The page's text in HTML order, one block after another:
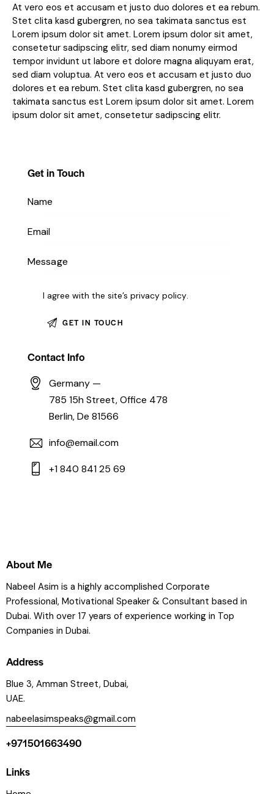
At vero eos et accusam et justo duo dolores et ea rebum.
Stet clita kasd gubergren, no sea takimata sanctus est
Lorem ipsum dolor sit amet. Lorem ipsum dolor sit amet,
consetetur sadipscing elitr, sed diam nonumy eirmod
tempor invidunt ut labore et dolore magna aliquyam erat,
sed diam voluptua. At vero eos et accusam et justo duo
dolores et ea rebum. Stet clita kasd gubergren, no sea
takimata sanctus est Lorem ipsum dolor sit amet. Lorem
ipsum dolor sit amet, consetetur sadipscing elitr.
Get in Touch
I agree with the site’sprivacy policy
Contact Info
Germany —
785 15h Street, Office 478
Berlin, De 81566
info@email.com
+1 840 841 25 69
About Me
Nabeel Asim is a highly accomplished Corporate
Professional, Motivational Speaker & Consultant based in
Dubai. With over 17 years of experience working in Top
Companies in Dubai.
Address
Blue 3, Amman Street, Dubai,
UAE.
nabeelasimspeaks@gmail.com
+971501663490
Links